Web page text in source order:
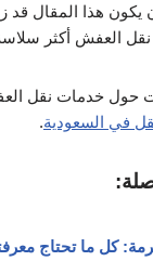
يكون هذا المقال قد
نقل العفش أكثر
حول خدمات نقل
في السعودية.
كل ما تحتاج